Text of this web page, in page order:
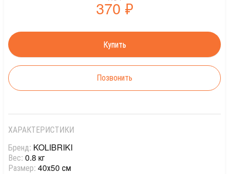
370 ₽
Позвонить
ХАРАКТЕРИСТИКИ
Бренд: KOLIBRIKI
Вес: 0.8 кг
Размер: 40х50 см